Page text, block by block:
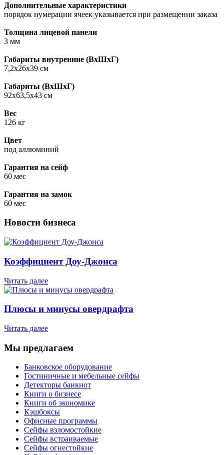
Дополнительные характеристики
порядок нумерации ячеек указывается при размещении заказа
Толщина лицевой панели
3 мм
Габариты внутренние (ВxШxГ)
7,2х26х39 см
Габариты (ВxШxГ)
92х63,5х43 см
Вес
126 кг
Цвет
под аллюминий
Гарантия на сейф
60 мес
Гарантия на замок
60 мес
Новости бизнеса
Коэффициент Доу-Джонса
Читать далее
Плюсы и минусы овердрафта
Читать далее
Мы предлагаем
Банковское оборудование
Гостиничные и мебельные сейфы
Детекторы банкнот
Книги о бизнесе
Книги об экономике
Кэшбоксы
Офисные программы
Сейфы взломостойкие
Сейфы встраиваемые
Сейфы огнестойкие